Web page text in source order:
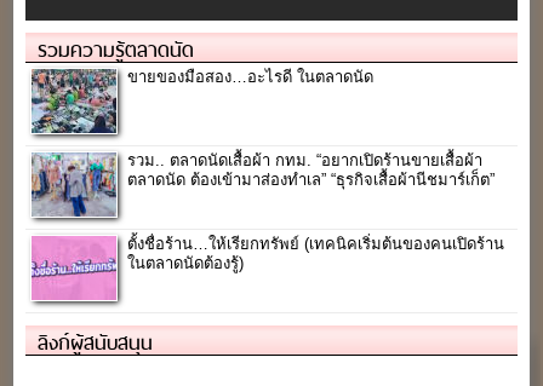
รวมความรู้ตลาดนัด
ขายของมือสอง…อะไรดี ในตลาดนัด
รวม.. ตลาดนัดเสื้อผ้า กทม. “อยากเปิดร้านขายเสื้อผ้า
ตลาดนัด ต้องเข้ามาส่องทำเล” “ธุรกิจเสื้อผ้านีชมาร์เก็ต”
ตั้งชื่อร้าน…ให้เรียกทรัพย์ (เทคนิคเริ่มต้นของคนเปิดร้าน
ในตลาดนัดต้องรู้)
ลิงก์ผู้สนับสนุน